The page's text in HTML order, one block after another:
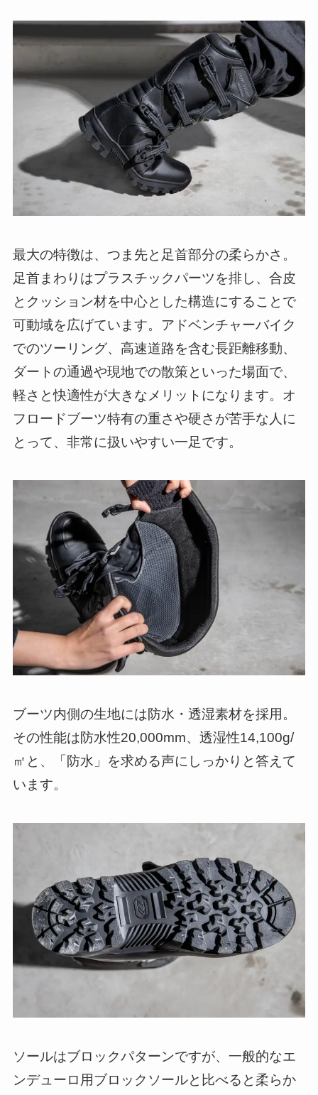
最大の特徴は、つま先と足首部分の柔らかさ。
足首まわりはプラスチックパーツを排し、合皮
とクッション材を中心とした構造にすることで
可動域を広げています。アドベンチャーバイク
でのツーリング、高速道路を含む長距離移動、
ダートの通過や現地での散策といった場面で、
軽さと快適性が大きなメリットになります。オ
フロードブーツ特有の重さや硬さが苦手な人に
とって、非常に扱いやすい一足です。
ブーツ内側の生地には防水・透湿素材を採用。
その性能は防水性20,000mm、透湿性14,100g/
㎡と、「防水」を求める声にしっかりと答えて
います。
ソールはブロックパターンですが、一般的なエ
ンデューロ用ブロックソールと比べると柔らか